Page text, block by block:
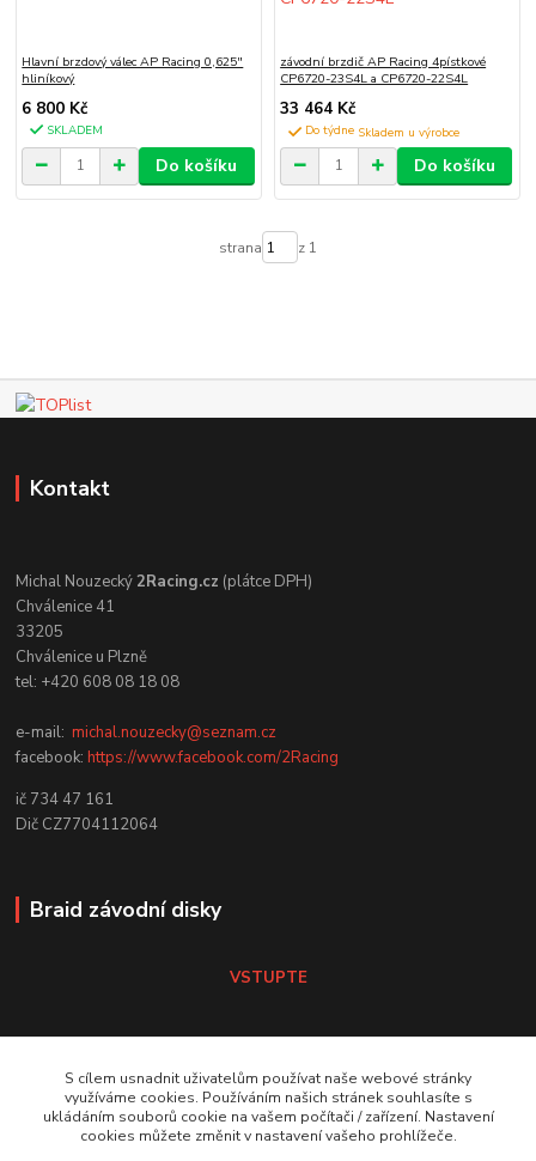
Hlavní brzdový válec AP Racing 0,625"
hliníkový
6 800 Kč
SKLADEM
Do košíku
závodní brzdič AP Racing 4pístkové
CP6720-23S4L a CP6720-22S4L
33 464 Kč
Do týdne
Do košíku
strana z 1
Kontakt
Michal Nouzecký2Racing.cz (plátce DPH)
Chválenice 41
33205
Chválenice u Plzně
tel: +420 608 08 18 08
e-mail:michal.nouzecky@seznam.cz
facebook:https://www.facebook.com/2Racing
ič 734 47 161
Dič CZ7704112064
Braid závodní disky
VSTUPTE
VSTUPTE Koni tlumiče
S cílem usnadnit uživatelům používat naše webové stránky
využíváme cookies. Používáním našich stránek souhlasíte s
ukládáním souborů cookie na vašem počítači / zařízení. Nastavení
cookies můžete změnit v nastavení vašeho prohlížeče.